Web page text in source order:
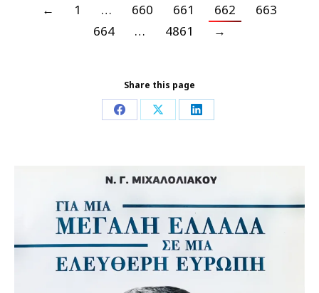
← 1 … 660 661 662
663
664
… 4861 →
Share this page
Share Share Share